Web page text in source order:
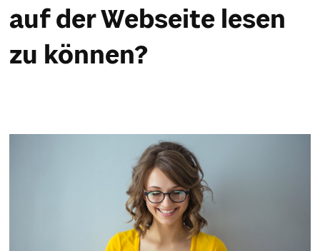
Mit Gerät
Leser werben mit Prämie
Mein Konto
Suche
auf der Webseite lesen
zu können?